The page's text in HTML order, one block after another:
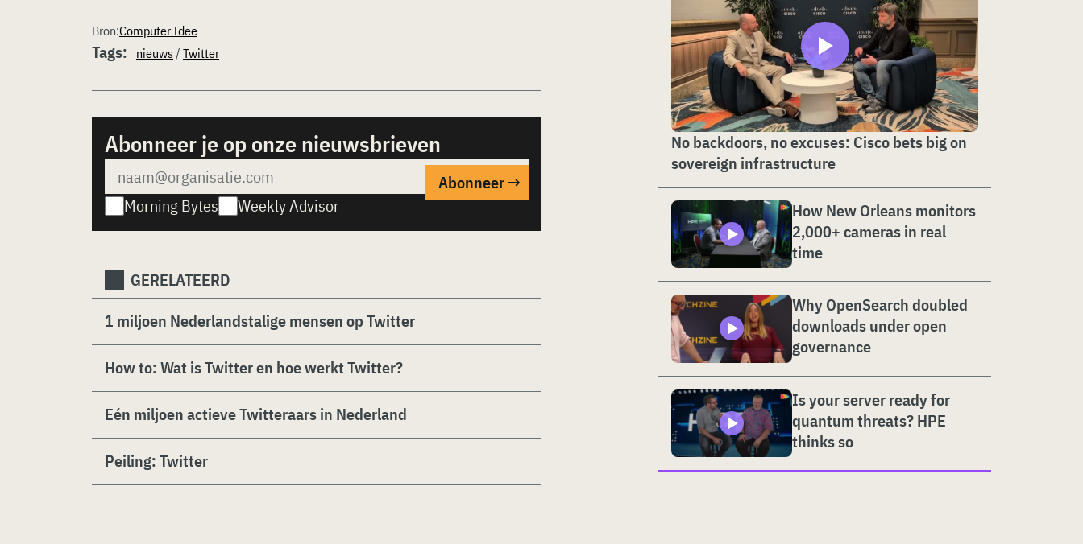
Bron:Computer Idee
Tags: nieuws/ Twitter
Abonneer je op onze nieuwsbrieven
Morning Bytes Weekly Advisor
GERELATEERD
1 miljoen Nederlandstalige mensen op Twitter
How to: Wat is Twitter en hoe werkt Twitter?
Eén miljoen actieve Twitteraars in Nederland
Peiling: Twitter
No backdoors, no excuses: Cisco bets big on
sovereign infrastructure
How New Orleans monitors
2,000+ cameras in real
time
Why OpenSearch doubled
downloads under open
governance
Is your server ready for
quantum threats? HPE
thinks so